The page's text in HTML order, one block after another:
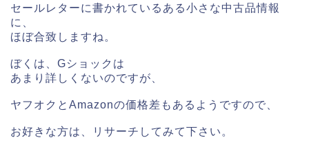
セールレターに書かれているある小さな中古品情報
に、
ほぼ合致しますね。
ぼくは、Gショックは
あまり詳しくないのですが、
ヤフオクとAmazonの価格差もあるようですので、
お好きな方は、リサーチしてみて下さい。